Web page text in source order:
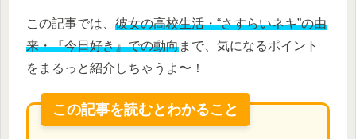
この記事では、 彼女の高校生活・“さすらいネキ”の由
来・『今日好き』での動向まで、気になるポイント
をまるっと紹介しちゃうよ〜！
この記事を読むとわかること